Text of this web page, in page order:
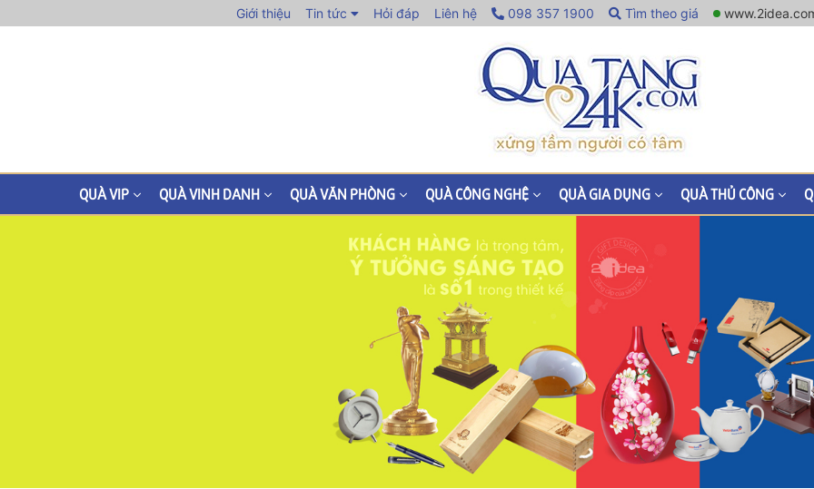
Giới thiệu Tin tức Hỏi đáp Liên hệ 098 357 1900 Tìm theo giá
QUÀ VIP QUÀ VINH DANH QUÀ VĂN PHÒNG QUÀ CÔNG NGHỆ QUÀ GIA DỤNG QUÀ THỦ CÔNG